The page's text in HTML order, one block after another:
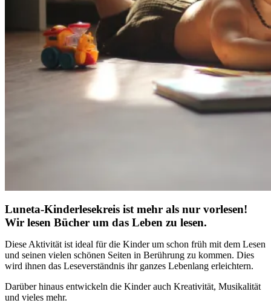
Luneta-Kinderlesekreis ist mehr als nur vorlesen!
Wir lesen Bücher um das Leben zu lesen.
Diese Aktivität ist ideal für die Kinder um schon früh mit dem Lesen
und seinen vielen schönen Seiten in Berührung zu kommen. Dies
wird ihnen das Leseverständnis ihr ganzes Lebenlang erleichtern.
Darüber hinaus entwickeln die Kinder auch Kreativität, Musikalität
und vieles mehr.